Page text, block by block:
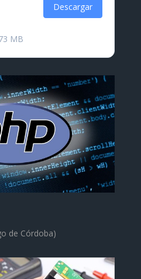
MB
Descargar
de Córdoba)